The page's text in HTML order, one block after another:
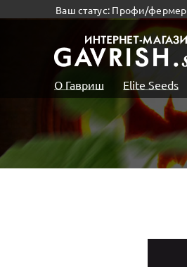
Ваш статус: Профи/фермер
О Гавриш Elite Seeds